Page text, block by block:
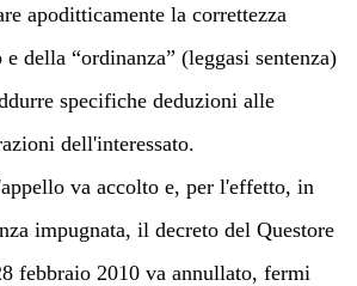
apoditticamente la correttezza
della “ordinanza” (leggasi sentenza)
specifiche deduzioni alle
dell'interessato.
va accolto e, per l'effetto, in
impugnata, il decreto del Questore
febbraio 2010 va annullato, fermi